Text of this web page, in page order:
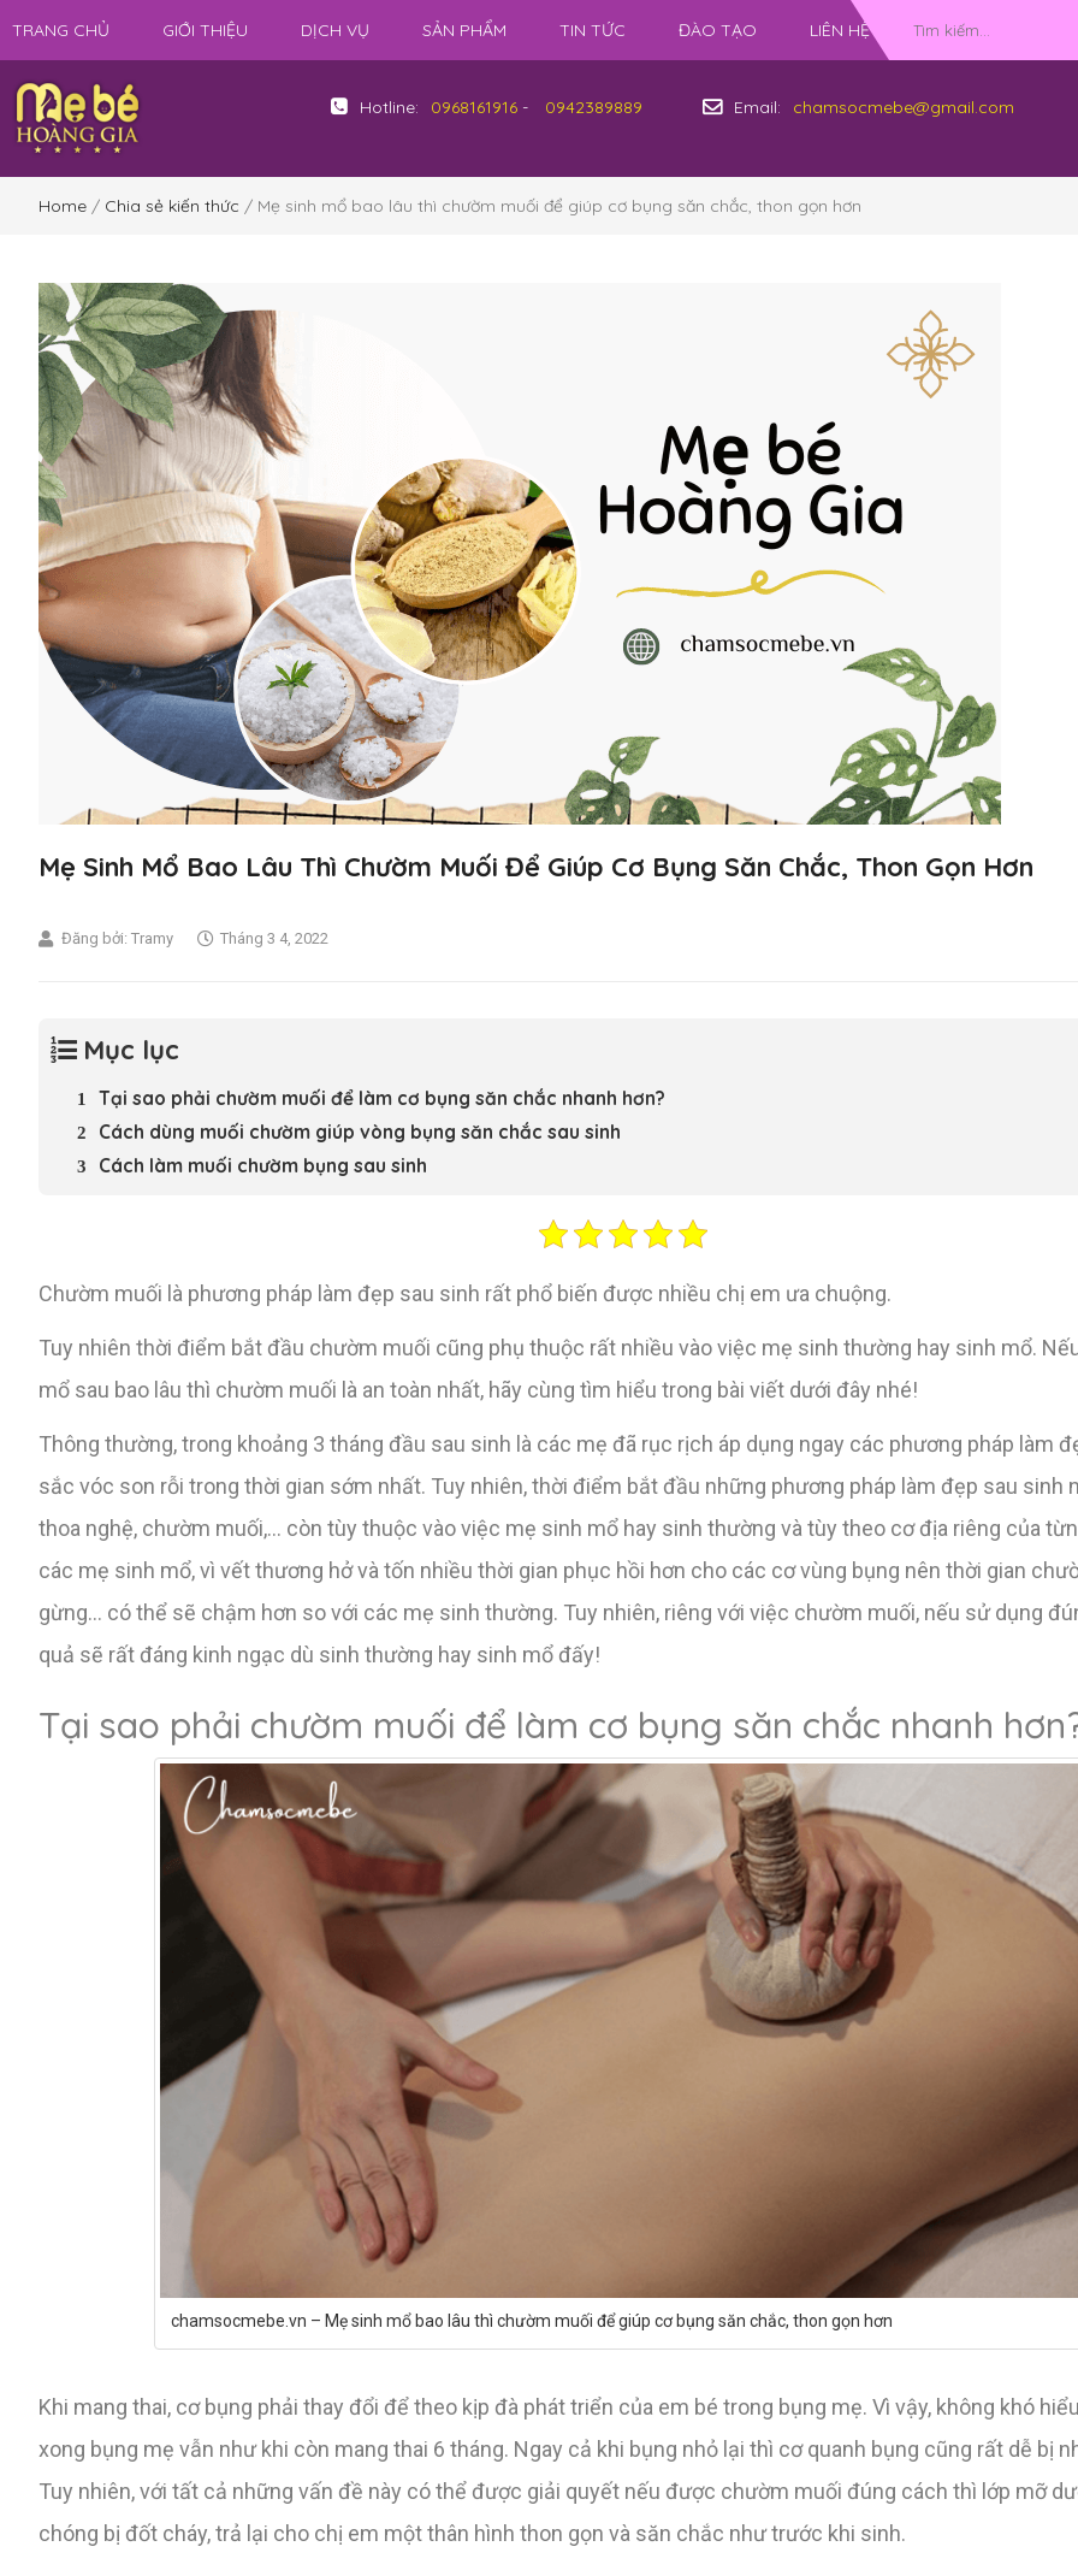
TRANG CHỦ GIỚI THIỆU DỊCH VỤ SẢN PHẨM TIN TỨC ĐÀO TẠO LIÊN HỆ
Hotline: 0968161916- 0942389889 Email: chamsocmebe@gmail.com
Home / Chia sẻ kiến thức / Mẹ sinh mổ bao lâu thì chườm muối để giúp cơ bụng săn chắc, thon gọn hơn
Mẹ Sinh Mổ Bao Lâu Thì Chườm Muối Để Giúp Cơ Bụng Săn Chắc, Thon Gọn Hơn
Đăng bởi: Tramy Tháng 3 4, 2022
Mục lục
Tại sao phải chườm muối để làm cơ bụng săn chắc nhanh hơn?
Cách dùng muối chườm giúp vòng bụng săn chắc sau sinh
Cách làm muối chườm bụng sau sinh
Chườm muối là phương pháp làm đẹp sau sinh rất phổ biến được nhiều chị em ưa chuộng.
Tuy nhiên thời điểm bắt đầu chườm muối cũng phụ thuộc rất nhiều vào việc mẹ sinh thường hay sinh mổ.
mổ sau bao lâu thì chườm muối là an toàn nhất, hãy cùng tìm hiểu trong bài viết dưới đây nhé!
Thông thường, trong khoảng 3 tháng đầu sau sinh là các mẹ đã rục rịch áp dụng ngay các phương pháp làm
sắc vóc son rỗi trong thời gian sớm nhất. Tuy nhiên, thời điểm bắt đầu những phương pháp làm đẹp sau sinh
thoa nghệ, chườm muối,… còn tùy thuộc vào việc mẹ sinh mổ hay sinh thường và tùy theo cơ địa riêng của
các mẹ sinh mổ, vì vết thương hở và tốn nhiều thời gian phục hồi hơn cho các cơ vùng bụng nên thời gian
gừng… có thể sẽ chậm hơn so với các mẹ sinh thường. Tuy nhiên, riêng với việc chườm muối, nếu sử dụng
quả sẽ rất đáng kinh ngạc dù sinh thường hay sinh mổ đấy!
Tại sao phải chườm muối để làm cơ bụng săn chắc nhanh
chamsocmebe.vn – Mẹ sinh mổ bao lâu thì chườm muối để giúp cơ bụng săn chắc, thon gọn hơn
Khi mang thai, cơ bụng phải thay đổi để theo kịp đà phát triển của em bé trong bụng mẹ. Vì vậy, không khó
xong bụng mẹ vẫn như khi còn mang thai 6 tháng. Ngay cả khi bụng nhỏ lại thì cơ quanh bụng cũng rất dễ bị
Tuy nhiên, với tất cả những vấn đề này có thể được giải quyết nếu được chườm muối đúng cách thì lớp mỡ
chóng bị đốt cháy, trả lại cho chị em một thân hình thon gọn và săn chắc như trước khi sinh.